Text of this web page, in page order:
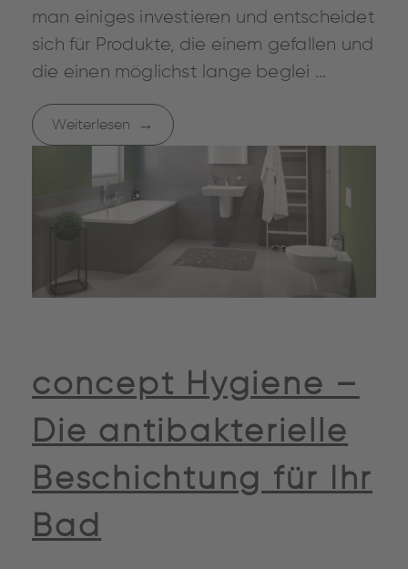
man einiges investieren und entscheidet
sich für Produkte, die einem gefallen und
die einen möglichst lange beglei ...
Weiterlesen
concept Hygiene –
Die antibakterielle
Beschichtung für Ihr
Bad